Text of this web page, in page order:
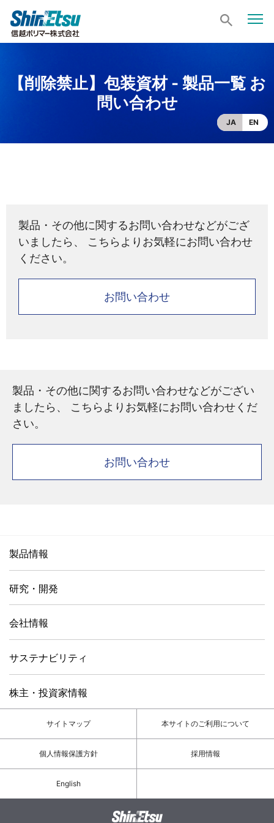
【削除禁止】包装資材 - 製品一覧 お
問い合わせ
JA EN
製品・その他に関するお問い合わせなどがござ
いましたら、 こちらよりお気軽にお問い合わせ
ください。
お問い合わせ
製品・その他に関するお問い合わせなどがござい
ましたら、 こちらよりお気軽にお問い合わせくだ
さい。
お問い合わせ
製品情報
研究・開発
会社情報
サステナビリティ
株主・投資家情報
サイトマップ 本サイトのご利用について
個人情報保護方針 採用情報
English